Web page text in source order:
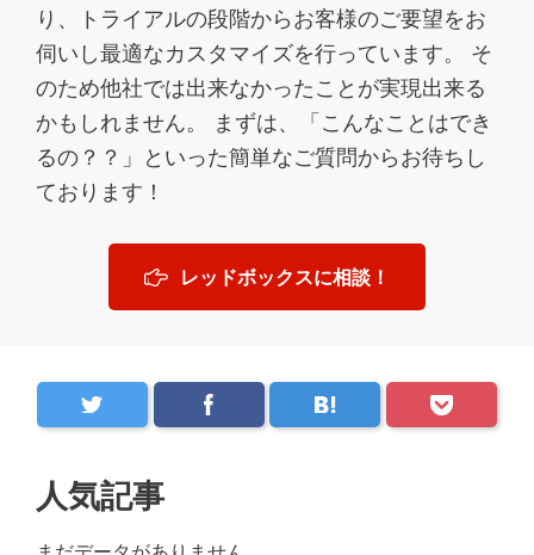
り、トライアルの段階からお客様のご要望をお
伺いし最適なカスタマイズを行っています。 そ
のため他社では出来なかったことが実現出来る
かもしれません。 まずは、「こんなことはでき
るの？？」といった簡単なご質問からお待ちし
ております！
レッドボックスに相談！
最
人気記事